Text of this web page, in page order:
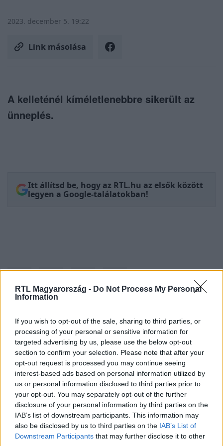
RTL Magyarország - Do Not Process My Personal
Information
If you wish to opt-out of the sale, sharing to third parties, or
processing of your personal or sensitive information for
targeted advertising by us, please use the below opt-out
section to confirm your selection. Please note that after your
opt-out request is processed you may continue seeing
interest-based ads based on personal information utilized by
us or personal information disclosed to third parties prior to
your opt-out. You may separately opt-out of the further
disclosure of your personal information by third parties on the
IAB’s list of downstream participants. This information may
also be disclosed by us to third parties on the IAB’s List of
Downstream Participants that may further disclose it to other
2023. december 5. 19:22
Link másolása
A kelleténél kíméletlenebbre sikerült az
ünneplés.
Itt állítsd be, hogy az RTL.hu az elsők között
legyen a Google-találatokban!
Kövess minket, és értesülj a friss
hírekről a Facebookon is!
Követem
#BULVÁR #GRINCS #KARÁCSONY